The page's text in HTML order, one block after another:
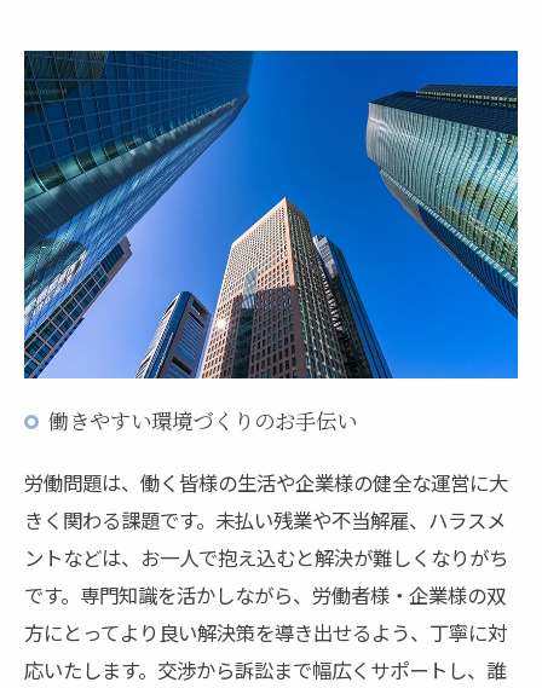
働きやすい環境づくりのお手伝い
労働問題は、働く皆様の生活や企業様の健全な運営に大
きく関わる課題です。未払い残業や不当解雇、ハラスメ
ントなどは、お一人で抱え込むと解決が難しくなりがち
です。専門知識を活かしながら、労働者様・企業様の双
方にとってより良い解決策を導き出せるよう、丁寧に対
応いたします。交渉から訴訟まで幅広くサポートし、誰